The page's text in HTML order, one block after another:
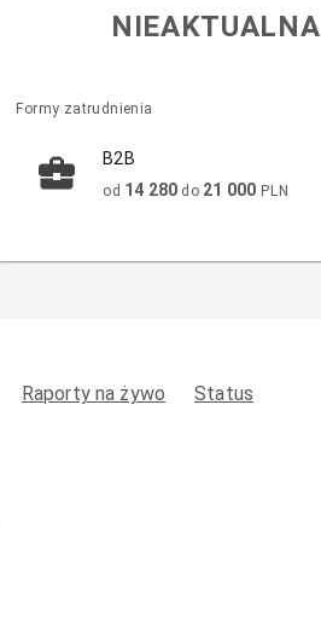
NIEAKTUALNA
Formy zatrudnienia
B2B
od 14 280 do 21 000 PLN
Raporty na żywo Status